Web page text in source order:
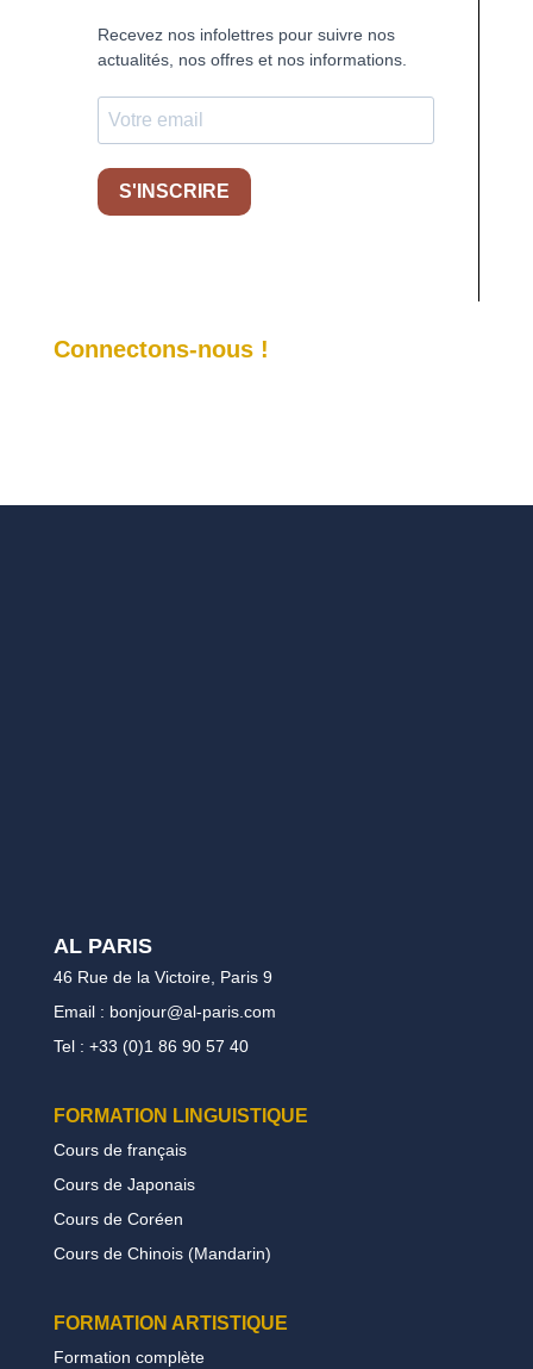
Recevez nos infolettres pour suivre nos
actualités, nos offres et nos informations.
S'INSCRIRE
Connectons-nous !
AL PARIS
46 Rue de la Victoire, Paris 9
Email : bonjour@al-paris.com
Tel : +33 (0)1 86 90 57 40
FORMATION LINGUISTIQUE
Cours de français
Cours de Japonais
Cours de Coréen
Cours de Chinois (Mandarin)
FORMATION ARTISTIQUE
Formation complète